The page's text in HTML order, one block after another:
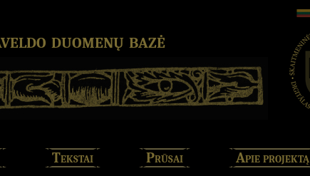
duomenų bazė
Tekstai Prūsai Apie projektą